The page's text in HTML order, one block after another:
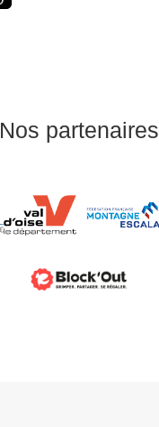
Nos partenaires